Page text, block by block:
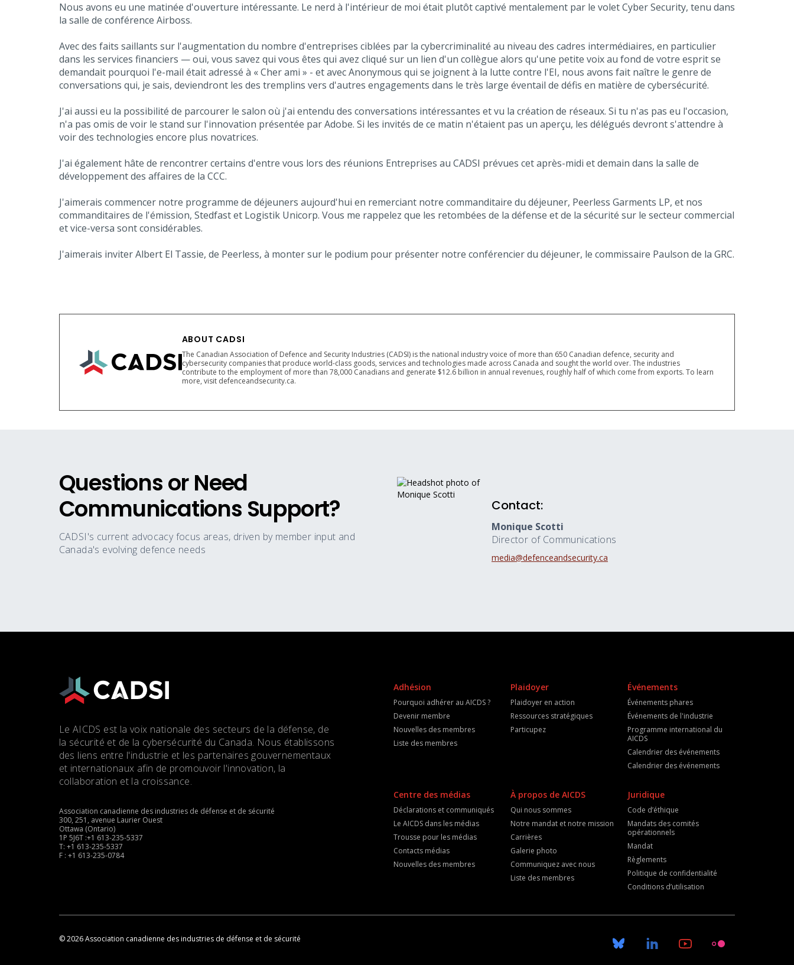
Nous avons eu une matinée d'ouverture intéressante. Le nerd à l'intérieur de moi était plutôt captivé mentalement par le volet Cyber Security, tenu dans
la salle de conférence Airboss.
Avec des faits saillants sur l'augmentation du nombre d'entreprises ciblées par la cybercriminalité au niveau des cadres intermédiaires, en particulier
dans les services financiers — oui, vous savez qui vous êtes qui avez cliqué sur un lien d'un collègue alors qu'une petite voix au fond de votre esprit se
demandait pourquoi l'e-mail était adressé à « Cher ami » - et avec Anonymous qui se joignent à la lutte contre l'EI, nous avons fait naître le genre de
conversations qui, je sais, deviendront les des tremplins vers d'autres engagements dans le très large éventail de défis en matière de cybersécurité.
J'ai aussi eu la possibilité de parcourer le salon où j'ai entendu des conversations intéressantes et vu la création de réseaux. Si tu n'as pas eu l'occasion,
n'a pas omis de voir le stand sur l'innovation présentée par Adobe. Si les invités de ce matin n'étaient pas un aperçu, les délégués devront s'attendre à
voir des technologies encore plus novatrices.
J'ai également hâte de rencontrer certains d'entre vous lors des réunions Entreprises au CADSI prévues cet après-midi et demain dans la salle de
développement des affaires de la CCC.
J'aimerais commencer notre programme de déjeuners aujourd'hui en remerciant notre commanditaire du déjeuner, Peerless Garments LP, et nos
commanditaires de l'émission, Stedfast et Logistik Unicorp. Vous me rappelez que les retombées de la défense et de la sécurité sur le secteur commercial
et vice-versa sont considérables.
J'aimerais inviter Albert El Tassie, de Peerless, à monter sur le podium pour présenter notre conférencier du déjeuner, le commissaire Paulson de la GRC.
ABOUT CADSI
The Canadian Association of Defence and Security Industries (CADSI) is the national industry voice of more than 650 Canadian defence, security and
cybersecurity companies that produce world-class goods, services and technologies made across Canada and sought the world over. The industries
contribute to the employment of more than 78,000 Canadians and generate $12.6 billion in annual revenues, roughly half of which come from exports. To learn
more, visit defenceandsecurity.ca.
Questions or Need
Communications Support?
CADSI's current advocacy focus areas, driven by member input and
Canada's evolving defence needs
Contact:
Monique Scotti
Director of Communications
media@defenceandsecurity.ca
Le AICDS est la voix nationale des secteurs de la défense, de
la sécurité et de la cybersécurité du Canada. Nous établissons
des liens entre l'industrie et les partenaires gouvernementaux
et internationaux afin de promouvoir l'innovation, la
collaboration et la croissance.
Association canadienne des industries de défense et de sécurité
300, 251, avenue Laurier Ouest
Ottawa (Ontario)
1P 5J6T :+1 613-235-5337
T: +1 613-235-5337
F : +1 613-235-0784
Adhésion
Pourquoi adhérer au AICDS ?
Devenir membre
Nouvelles des membres
Liste des membres
Plaidoyer
Plaidoyer en action
Ressources stratégiques
Particupez
Événements
Événements phares
Événements de l'industrie
Programme international du
AICDS
Calendrier des événements
Calendrier des événements
Centre des médias
Déclarations et communiqués
Le AICDS dans les médias
Trousse pour les médias
Contacts médias
Nouvelles des membres
À propos de AICDS
Qui nous sommes
Notre mandat et notre mission
Carrières
Galerie photo
Communiquez avec nous
Liste des membres
Juridique
Code d’éthique
Mandats des comités
opérationnels
Mandat
Règlements
Politique de confidentialité
Conditions d’utilisation
© 2026 Association canadienne des industries de défense et de sécurité